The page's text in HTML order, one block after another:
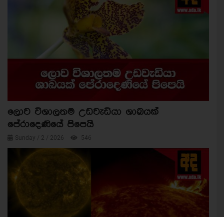
ලොව විශාලතම උඩවැඩියා ශාඛයක්
පේරාදෙණියේ පිපෙයි
Sunday / 2 / 2026 546